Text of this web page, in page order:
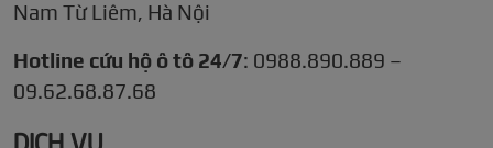
Nam Từ Liêm, Hà Nội
Hotline cứu hộ ô tô 24/7: 0988.890.889 –
09.62.68.87.68
DỊCH VỤ